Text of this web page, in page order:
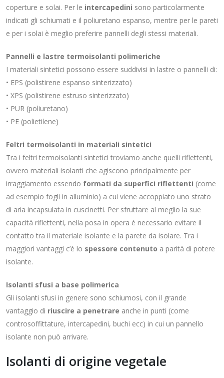
coperture e solai. Per le intercapedini sono particolarmente
indicati gli schiumati e il poliuretano espanso, mentre per le pareti
e per i solai è meglio preferire pannelli degli stessi materiali.
Pannelli e lastre termoisolanti polimeriche
I materiali sintetici possono essere suddivisi in lastre o pannelli di:
• EPS (polistirene espanso sinterizzato)
• XPS (polistirene estruso sinterizzato)
• PUR (poliuretano)
• PE (polietilene)
Feltri termoisolanti in materiali sintetici
Tra i feltri termoisolanti sintetici troviamo anche quelli riflettenti,
ovvero materiali isolanti che agiscono principalmente per
irraggiamento essendo formati da superfici riflettenti (come
ad esempio fogli in alluminio) a cui viene accoppiato uno strato
di aria incapsulata in cuscinetti. Per sfruttare al meglio la sue
capacità riflettenti, nella posa in opera è necessario evitare il
contatto tra il materiale isolante e la parete da isolare. Tra i
maggiori vantaggi c’è lo spessore contenuto a parità di potere
isolante.
Isolanti sfusi a base polimerica
Gli isolanti sfusi in genere sono schiumosi, con il grande
vantaggio di riuscire a penetrare anche in punti (come
controsoffittature, intercapedini, buchi ecc) in cui un pannello
isolante non può arrivare.
Isolanti di origine vegetale